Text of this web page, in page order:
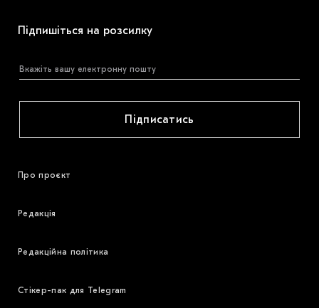
Підпишіться на розсилку
Підписатись
Про проєкт
Редакція
Редакційна політика
Стікер-пак для Telegram